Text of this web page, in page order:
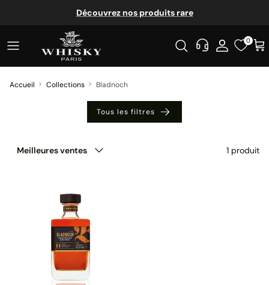
Découvrez nos produits rare
0
Accueil Collections Bladnoch
Tous les filtres
Meilleures ventes 1 produit